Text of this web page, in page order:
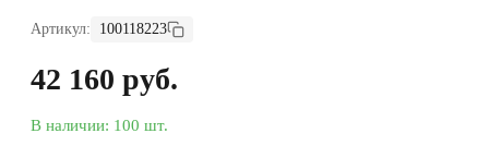
Артикул: 100118223
42 160 руб.
В наличии: 100 шт.